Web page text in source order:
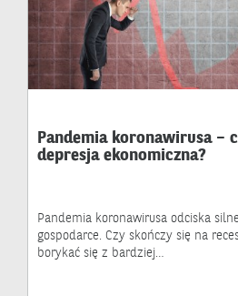
Pandemia koronawirusa –
depresja ekonomiczna?
Pandemia koronawirusa odciska
gospodarce. Czy skończy się na
borykać się z bardziej…